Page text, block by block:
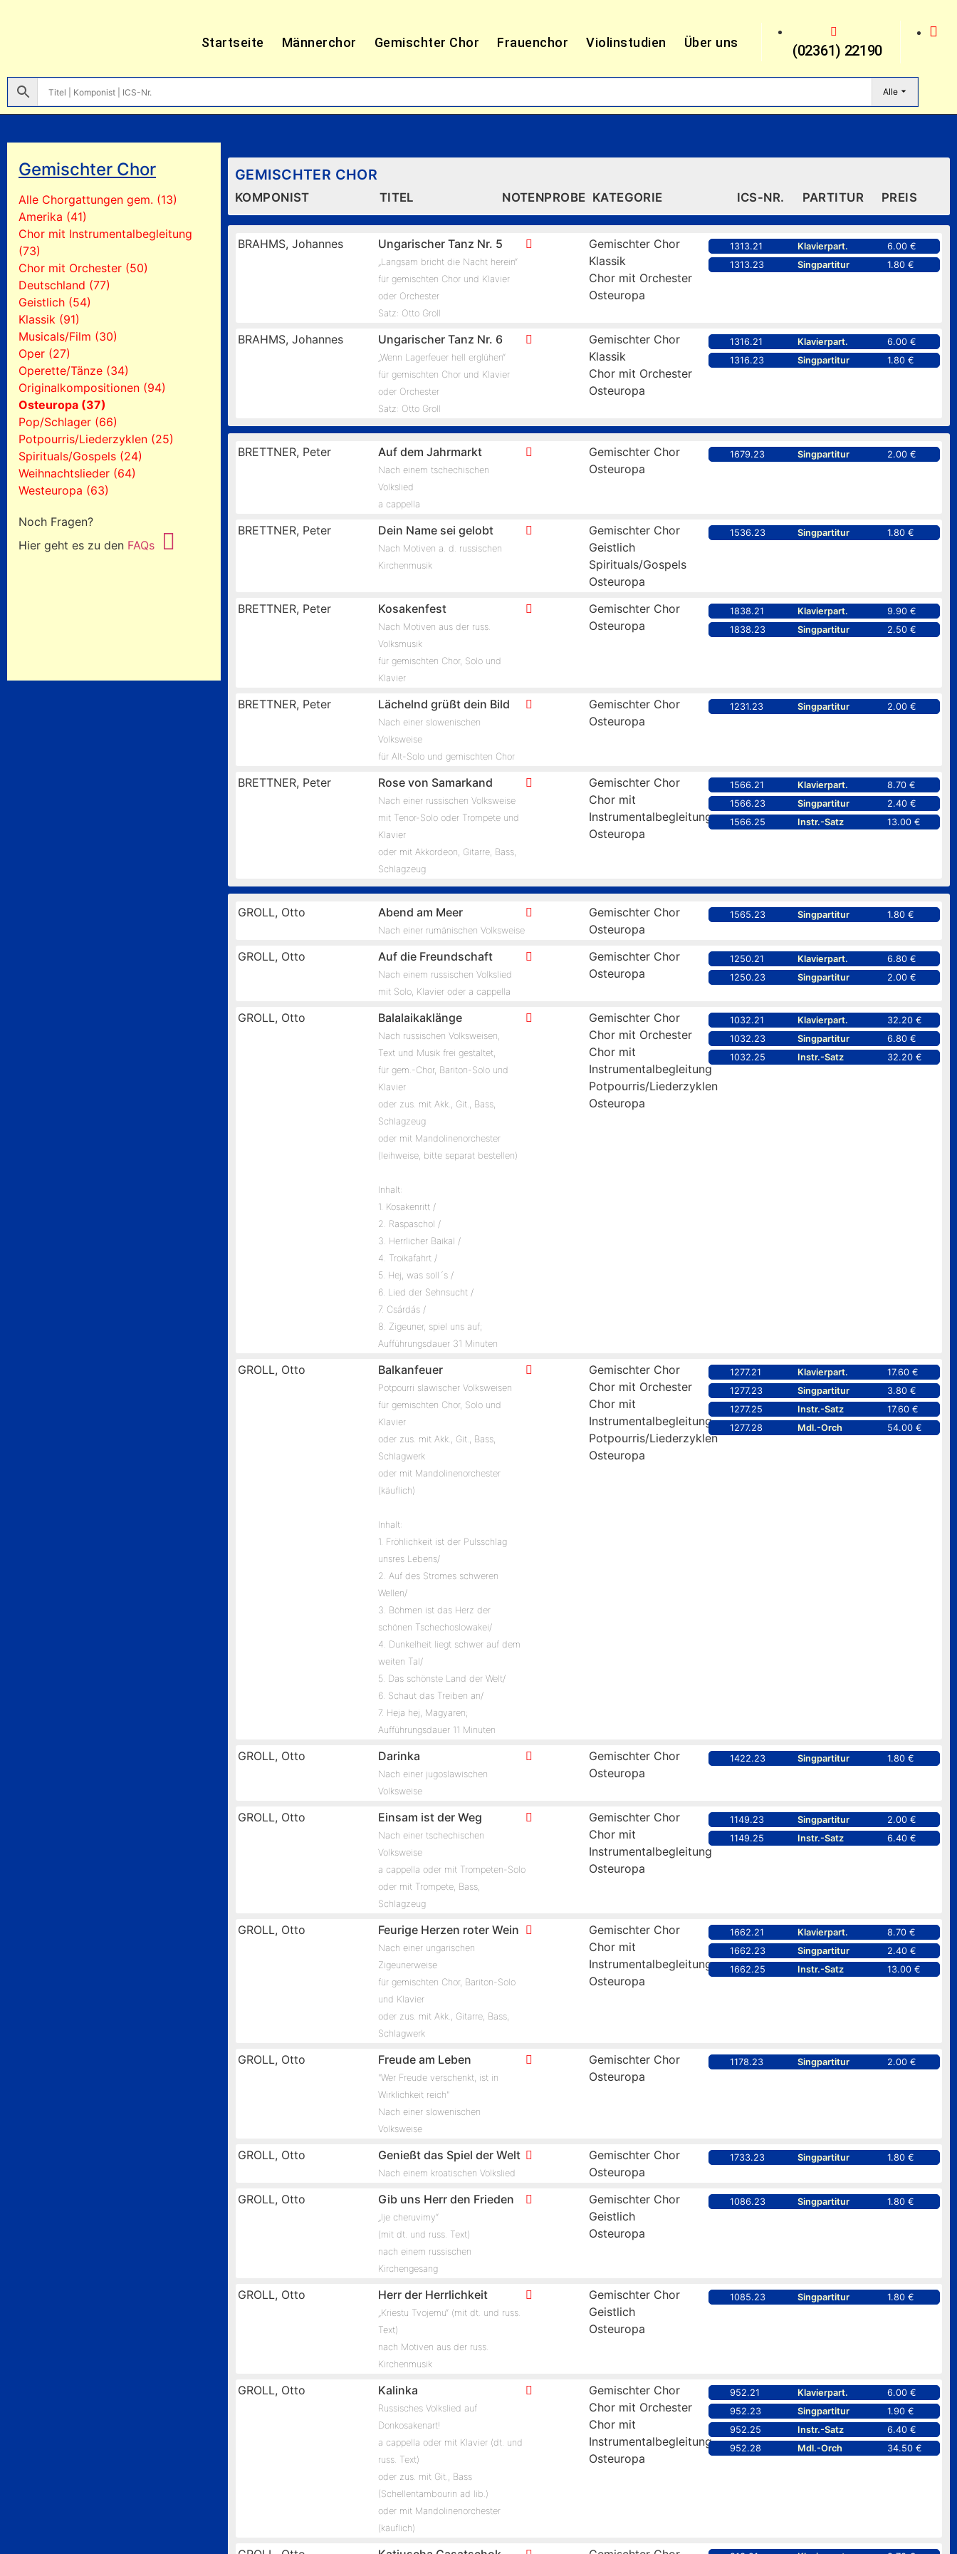
Startseite Männerchor Gemischter Chor Frauenchor Violinstudien Über uns (02361) 22190
Alle
Gemischter Chor
Alle Chorgattungen gem. (13)
Amerika (41)
Chor mit Instrumentalbegleitung
(73)
Chor mit Orchester (50)
Deutschland (77)
Geistlich (54)
Klassik (91)
Musicals/Film (30)
Oper (27)
Operette/Tänze (34)
Originalkompositionen (94)
Osteuropa (37)
Pop/Schlager (66)
Potpourris/Liederzyklen (25)
Spirituals/Gospels (24)
Weihnachtslieder (64)
Westeuropa (63)
Noch Fragen?
Hier geht es zu den FAQs
GEMISCHTER CHOR
KOMPONIST TITEL NOTENPROBE KATEGORIE ICS-NR. PARTITUR PREIS
BRAHMS, Johannes Ungarischer Tanz Nr. 5
„Langsam bricht die Nacht herein“
für gemischten Chor und Klavier
oder Orchester
Satz: Otto Groll
Gemischter Chor
Klassik
Chor mit Orchester
Osteuropa
1313.21 Klavierpart.
6.00 €
1313.23
Singpartitur 1.80 €
BRAHMS, Johannes Ungarischer Tanz Nr. 6
„Wenn Lagerfeuer hell erglühen“
für gemischten Chor und Klavier
oder Orchester
Satz: Otto Groll
Gemischter Chor
Klassik
Chor mit Orchester
Osteuropa
1316.21 Klavierpart.
6.00 €
1316.23
Singpartitur 1.80 €
BRETTNER, Peter Auf dem Jahrmarkt
Nach einem tschechischen
Volkslied
a cappella
Gemischter Chor
Osteuropa
1679.23 Singpartitur 2.00 €
BRETTNER, Peter Dein Name sei gelobt
Nach Motiven a. d. russischen
Kirchenmusik
Gemischter Chor
Geistlich
Spirituals/Gospels
Osteuropa
1536.23 Singpartitur 1.80 €
BRETTNER, Peter Kosakenfest
Nach Motiven aus der russ.
Volksmusik
für gemischten Chor, Solo und
Klavier
Gemischter Chor
Osteuropa
1838.21 Klavierpart.
9.90 €
1838.23
Singpartitur 2.50 €
BRETTNER, Peter Lächelnd grüßt dein Bild
Nach einer slowenischen
Volksweise
für Alt-Solo und gemischten Chor
Gemischter Chor
Osteuropa
1231.23 Singpartitur 2.00 €
BRETTNER, Peter Rose von Samarkand
Nach einer russischen Volksweise
mit Tenor-Solo oder Trompete und
Klavier
oder mit Akkordeon, Gitarre, Bass,
Schlagzeug
Gemischter Chor
Chor mit
Instrumentalbegleitung
Osteuropa
1566.21 Klavierpart.
8.70 €
1566.23
Singpartitur
2.40 €
1566.25
Instr.-Satz 13.00 €
GROLL, Otto Abend am Meer
Nach einer rumänischen Volksweise
Gemischter Chor
Osteuropa
1565.23 Singpartitur 1.80 €
GROLL, Otto Auf die Freundschaft
Nach einem russischen Volkslied
mit Solo, Klavier oder a cappella
Gemischter Chor
Osteuropa
1250.21 Klavierpart.
6.80 €
1250.23
Singpartitur 2.00 €
GROLL, Otto Balalaikaklänge
Nach russischen Volksweisen,
Text und Musik frei gestaltet,
für gem.-Chor, Bariton-Solo und
Klavier
oder zus. mit Akk., Git., Bass,
Schlagzeug
oder mit Mandolinenorchester
(leihweise, bitte separat bestellen)
Inhalt:
1. Kosakenritt /
2. Raspaschol /
3. Herrlicher Baikal /
4. Troikafahrt /
5. Hej, was soll´s /
6. Lied der Sehnsucht /
7. Csárdás /
8. Zigeuner, spiel uns auf;
Aufführungsdauer 31 Minuten
Gemischter Chor
Chor mit Orchester
Chor mit
Instrumentalbegleitung
Potpourris/Liederzyklen
Osteuropa
1032.21 Klavierpart.
32.20 €
1032.23
Singpartitur
6.80 €
1032.25
Instr.-Satz 32.20 €
GROLL, Otto Balkanfeuer
Potpourri slawischer Volksweisen
für gemischten Chor, Solo und
Klavier
oder zus. mit Akk., Git., Bass,
Schlagwerk
oder mit Mandolinenorchester
(käuflich)
Inhalt:
1. Fröhlichkeit ist der Pulsschlag
unsres Lebens/
2. Auf des Stromes schweren
Wellen/
3. Böhmen ist das Herz der
schönen Tschechoslowakei/
4. Dunkelheit liegt schwer auf dem
weiten Tal/
5. Das schönste Land der Welt/
6. Schaut das Treiben an/
7. Heja hej, Magyaren;
Aufführungsdauer 11 Minuten
Gemischter Chor
Chor mit Orchester
Chor mit
Instrumentalbegleitung
Potpourris/Liederzyklen
Osteuropa
1277.21 Klavierpart.
17.60 €
1277.23
Singpartitur
3.80 €
1277.25
Instr.-Satz
17.60 €
1277.28
Mdl.-Orch 54.00 €
GROLL, Otto Darinka
Nach einer jugoslawischen
Volksweise
Gemischter Chor
Osteuropa
1422.23 Singpartitur 1.80 €
GROLL, Otto Einsam ist der Weg
Nach einer tschechischen
Volksweise
a cappella oder mit Trompeten-Solo
oder mit Trompete, Bass,
Schlagzeug
Gemischter Chor
Chor mit
Instrumentalbegleitung
Osteuropa
1149.23 Singpartitur
2.00 €
1149.25
Instr.-Satz 6.40 €
GROLL, Otto Feurige Herzen roter Wein
Nach einer ungarischen
Zigeunerweise
für gemischten Chor, Bariton-Solo
und Klavier
oder zus. mit Akk., Gitarre, Bass,
Schlagwerk
Gemischter Chor
Chor mit
Instrumentalbegleitung
Osteuropa
1662.21 Klavierpart.
8.70 €
1662.23
Singpartitur
2.40 €
1662.25
Instr.-Satz 13.00 €
GROLL, Otto Freude am Leben
"Wer Freude verschenkt, ist in
Wirklichkeit reich"
Nach einer slowenischen
Volksweise
Gemischter Chor
Osteuropa
1178.23 Singpartitur 2.00 €
GROLL, Otto Genießt das Spiel der Welt
Nach einem kroatischen Volkslied
Gemischter Chor
Osteuropa
1733.23 Singpartitur 1.80 €
GROLL, Otto Gib uns Herr den Frieden
„Ije cheruvimy“
(mit dt. und russ. Text)
nach einem russischen
Kirchengesang
Gemischter Chor
Geistlich
Osteuropa
1086.23 Singpartitur 1.80 €
GROLL, Otto Herr der Herrlichkeit
„Kriestu Tvojemu“ (mit dt. und russ.
Text)
nach Motiven aus der russ.
Kirchenmusik
Gemischter Chor
Geistlich
Osteuropa
1085.23 Singpartitur 1.80 €
GROLL, Otto Kalinka
Russisches Volkslied auf
Donkosakenart!
a cappella oder mit Klavier (dt. und
russ. Text)
oder zus. mit Git., Bass
(Schellentambourin ad lib.)
oder mit Mandolinenorchester
(käuflich)
Gemischter Chor
Chor mit Orchester
Chor mit
Instrumentalbegleitung
Osteuropa
952.21 Klavierpart.
6.00 €
952.23
Singpartitur
1.90 €
952.25
Instr.-Satz
6.40 €
952.28
Mdl.-Orch 34.50 €